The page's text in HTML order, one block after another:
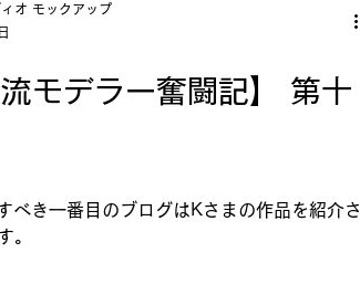
流モデラー奮闘記】 第十
べき一番目のブログはKさまの作品を紹介さ
。
オ モックアップ